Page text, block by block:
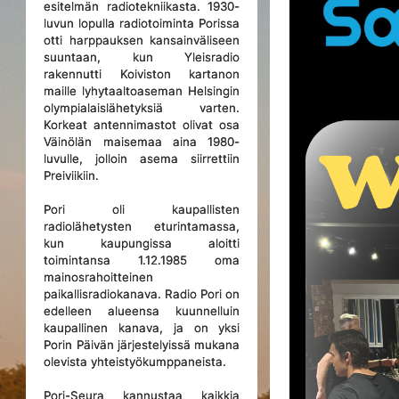
esitelmän radiotekniikasta. 1930-
luvun lopulla radiotoiminta Porissa
otti harppauksen kansainväliseen
suuntaan, kun Yleisradio
rakennutti Koiviston kartanon
maille lyhytaaltoaseman Helsingin
olympialaislähetyksiä varten.
Korkeat antennimastot olivat osa
Väinölän maisemaa aina 1980-
luvulle, jolloin asema siirrettiin
Preiviikiin.
Pori oli kaupallisten
radiolähetysten eturintamassa,
kun kaupungissa aloitti
toimintansa 1.12.1985 oma
mainosrahoitteinen
paikallisradiokanava. Radio Pori on
edelleen alueensa kuunnelluin
kaupallinen kanava, ja on yksi
Porin Päivän järjestelyissä mukana
olevista yhteistyökumppaneista.
Pori-Seura kannustaa kaikkia